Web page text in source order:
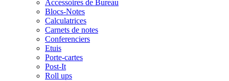
Accessoires de Bureau
Blocs-Notes
Calculatrices
Carnets de notes
Conferenciers
Etuis
Porte-cartes
Post-It
Roll ups